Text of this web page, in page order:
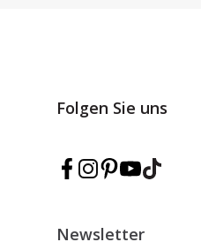
Newsletter
Folgen Sie uns
Marmarina auf
Marmarina auf
Marmarina auf
Marmarina